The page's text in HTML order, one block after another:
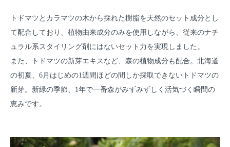
トドマツとカラマツの木から採れた樹脂を天然のセット成分とし
て配合しており、植物由来成分のみを使用しながら、従来のナチ
ュラル系スタイリング剤にはないセット力を実現しました。
また、トドマツの新芽エキスなど、森の植物成分も配合。北海道
の初夏、6月はじめの1週間ほどの間しか採取できないトドマツの
新芽。新緑の季節、1年で一番森がみずみずしく活気づく瞬間の
恵みです。